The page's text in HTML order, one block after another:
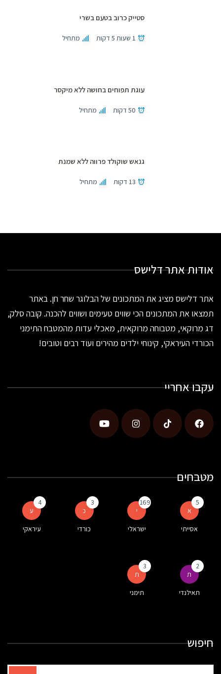
סטייק כרוב בטעם בשרי
1 שעות 5 דקות מתחיל
עוגת תפוחים בחושה ללא מיקסר
50 דקות מתחיל
גנאש שוקולד פרווה ללא שמנת
13 דקות מתחיל
אודות אתר דלישס
אתר דלישס מציג את המתכונים של הבלוגר שחר חן. באתר
תמצאו את המתכונים הכי שווים טעימים ושווים להכנה. קובה סלק,
דג מרוקאי, מטבוחה מרוקאית, מאכלי עדות מהמטבח התימני
הכורדי העיראקי, קינוחי ילדים מהירים ועוד רבים וטובים!
עקבו אחריי
מטבחים
א
5
אסייתי
י
169
ישראלי
כ
3
כורדי
ע
4
עיראקי
ת
2
תאילנדי
ת
3
תימני
חיפוש